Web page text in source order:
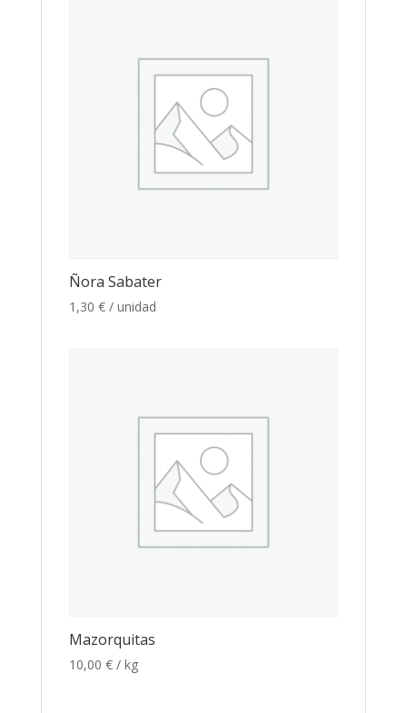
Ñora Sabater
1,30 € / unidad
Mazorquitas
10,00 € / kg